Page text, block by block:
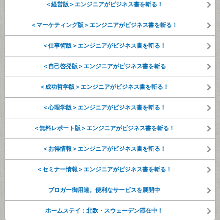
＜経営版＞エンジニアがビジネス書を斬る！
＜マーケティング版＞エンジニアがビジネス書を斬る！
＜仕事術版＞エンジニアがビジネス書を斬る！
＜自己啓発版＞エンジニアがビジネス書を斬る
＜成功哲学版＞エンジニアがビジネス書を斬る！
＜心理学版＞エンジニアがビジネス書を斬る！
＜無料レポート版＞エンジニアがビジネス書を斬る！
＜お得情報＞エンジニアがビジネス書を斬る！
＜セミナー情報＞エンジニアがビジネス書を斬る！
ブロガー御用達。便利なサービスを展開中
ホームステイ：北欧・スウェーデン滞在中！